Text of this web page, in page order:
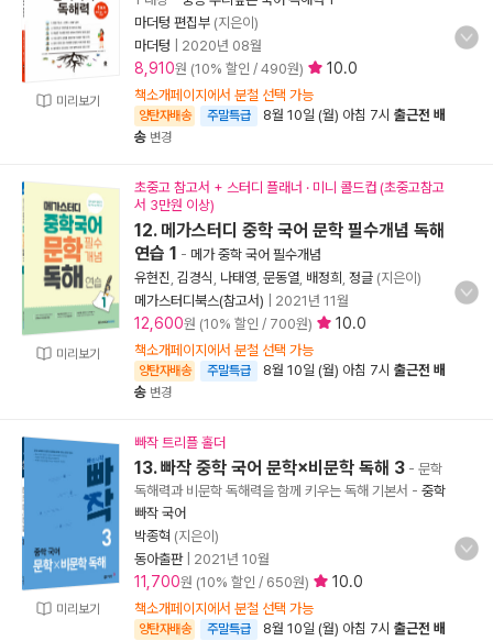
미리보기
마더텅 편집부 (지은이)
마더텅
2020년 08월
8,910원 (10% 할인 / 490원) 10.0
책소개페이지에서 분철 선택 가능
양탄자배송 주말특급 8월 10일 (월) 아침 7시 출근전 배
송 변경
미리보기
초중고 참고서 + 스터디 플래너 · 미니 콜드컵 (초중고참고
서 3만원 이상)
12. 메가스터디 중학 국어 문학 필수개념 독해
연습 1 - 메가 중학 국어 필수개념
유현진 김경식 나태영 문동열 배정희 정글 (지은이)
메가스터디북스(참고서)
2021년 11월
12,600원 (10% 할인 / 700원) 10.0
책소개페이지에서 분철 선택 가능
양탄자배송 주말특급 8월 10일 (월) 아침 7시 출근전 배
송 변경
미리보기
빠작 트리플 홀더
13. 빠작 중학 국어 문학×비문학 독해 3 - 문학
독해력과 비문학 독해력을 함께 키우는 독해 기본서 - 중학
빠작 국어
박종혁 (지은이)
동아출판| 2021년 10월
11,700원 (10% 할인 / 650원) 10.0
책소개페이지에서 분철 선택 가능
양탄자배송 주말특급 8월 10일 (월) 아침 7시 출근전 배